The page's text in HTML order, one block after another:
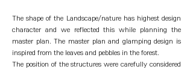
The shape of the Landscape/nature has highest design
character and we reflected this while planning the
master plan. The master plan and glamping design is
inspired from the leaves and pebbles in the forest.
The position of the structures were carefully considered